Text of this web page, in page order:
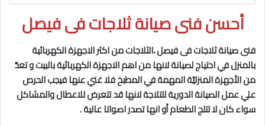
أحسن فنى صيانة ثلاجات فى فيصل
فنى صيانة ثلاجات فى فيصل ،الثلاجات من اكثر الاجهزة الكهربائية
بالمنزل في احتياج لصيانة لانها من اهم الاجهزة الكهربائية بالبيت و تعدّ
من الأجهزة المنزليّة المهمة في المطبخ فلا غني عنها فيجب الحرص
علي عمل الصيانة الدورية للتلاجة لانها قد تتعرض للاعطال والمشاكل
سواء كان لا تتلج الطعام أو انها تصدر اصواتاعالية .